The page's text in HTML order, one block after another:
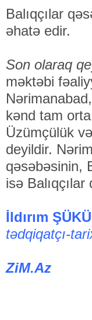
Balıqçılar
əhatə edir.
Son olaraq
məktəbi
kənd tam
Üzümçülük
deyildir.
qəsəbəsinin,
isə
İldırım
tədqiqatçı-
ZiM.Az